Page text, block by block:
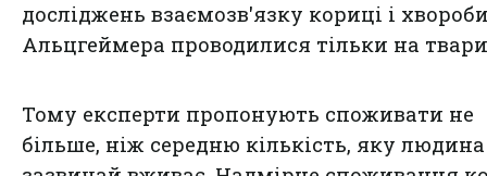
досліджень взаємозв'язку кориці і
Альцгеймера проводилися тільки на
Тому експерти пропонують споживати не
більше, ніж середню кількість, яку людина